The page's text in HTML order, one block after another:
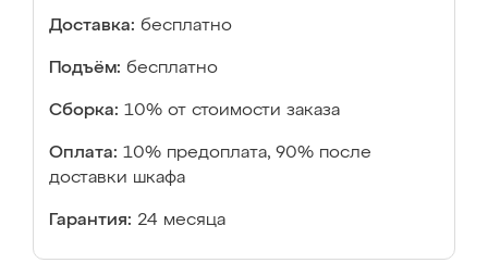
Доставка: бесплатно
Подъём: бесплатно
Сборка: 10% от стоимости заказа
Оплата: 10% предоплата, 90% после
доставки шкафа
Гарантия: 24 месяца